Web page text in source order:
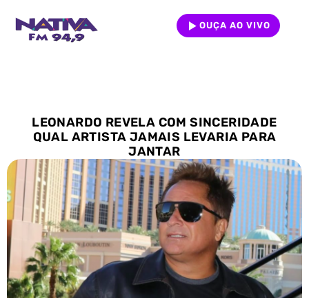
OUÇA AO VIVO
LEONARDO REVELA COM SINCERIDADE
QUAL ARTISTA JAMAIS LEVARIA PARA
JANTAR